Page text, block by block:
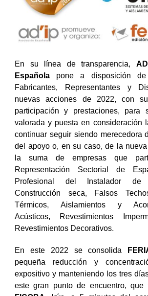
En su línea de transparencia,
Española pone a disposición de
Fabricantes, Representantes y
nuevas acciones de 2022, con
participación y prestaciones, para
valorada y puesta en consideración
continuar seguir siendo merecedora
del apoyo o, en su caso, de la
la suma de empresas que
Representación Sectorial de
Profesional del Instalador de
Construcción seca, Falsos
Térmicos, Aislamientos y
Acústicos, Revestimientos
Revestimientos Decorativos.
En este 2022 se consolida
pequeña reducción y
expositivo y manteniendo los tres
este gran punto de encuentro, que